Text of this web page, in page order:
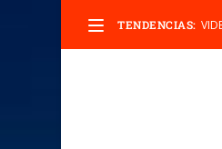
TENDENCIAS: